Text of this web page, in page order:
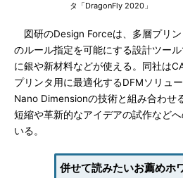
タ「DragonFly 2020」
図研のDesign Forceは、多層プリ
のルール指定を可能にする設計ツー
に銀や新材料などが使える。同社は
プリンタ用に最適化するDFMソリュ
Nano Dimensionの技術と組み合わせ
短縮や革新的なアイデアの試作など
いる。
併せて読みたいお薦めホ